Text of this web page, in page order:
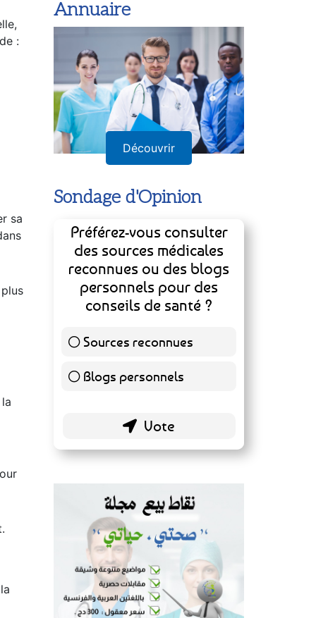
:
sa
Annuaire
Découvrir
Sondage d'Opinion
Préférez-vous consulter
des sources médicales
reconnues ou des blogs
personnels pour des
conseils de santé ?
Sources reconnues
139 ( 73.16 % )
Blogs personnels51 ( 26.84 % )